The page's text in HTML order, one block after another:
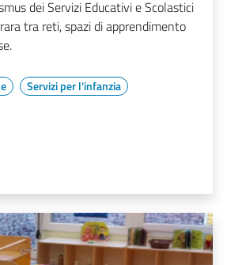
dei Servizi Educativi e Scolastici
tra reti, spazi di apprendimento
Servizi per l'infanzia